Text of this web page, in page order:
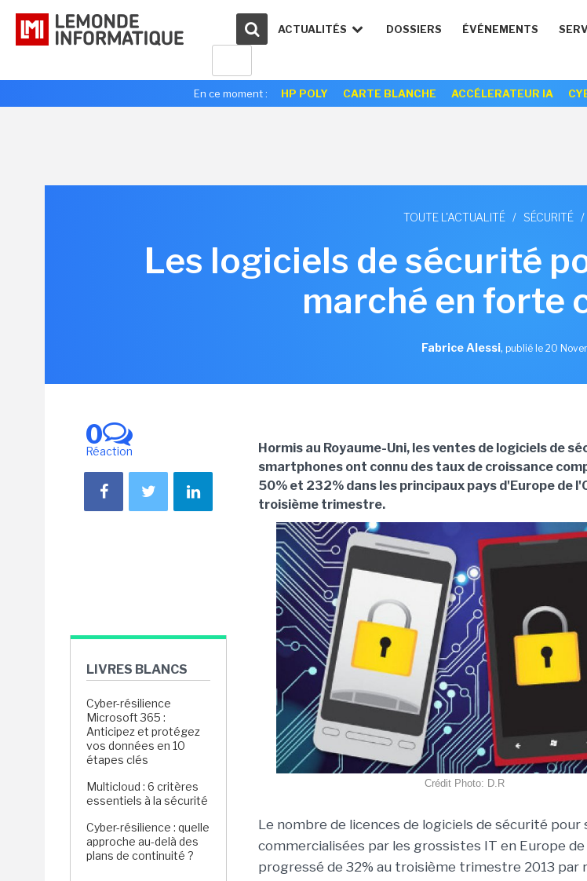
ACTUALITÉS DOSSIERS ÉVÉNEMENTS
En ce moment : HP POLY CARTE BLANCHE ACCÉLERATEUR IA
TOUTE L'ACTUALITÉ / SÉCURITÉ /
Les logiciels de sécurité
marché en forte
Fabrice Alessi, publié le 20
0
Réaction
LIVRES BLANCS
Cyber-résilience
Microsoft 365 :
Anticipez et protégez
vos données en 10
étapes clés
Multicloud : 6 critères
essentiels à la sécurité
Cyber-résilience : quelle
approche au-delà des
plans de continuité ?
Hormis au Royaume-Uni, les ventes de logiciels de
smartphones ont connu des taux de croissance
50% et 232% dans les principaux pays d'Europe de
troisième trimestre.
Crédit Photo: D.R
Le nombre de licences de logiciels de sécurité pour
commercialisées par les grossistes IT en Europe
progressé de 32% au troisième trimestre 2013 par